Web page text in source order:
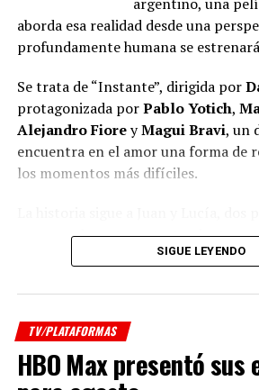
aborda esa realidad desde una
profundamente humana se
Se trata de “Instante”, dirigida por
protagonizada porPablo Yotich,
Alejandro FioreyMagui Bravi, un
encuentra en el amor una forma de
los momentos más difíciles.
conocen durante un tratamiento
atraviesan uno de los momentos más
embargo, cuando todo parece
que todavía existe espacio para
ilusionarse y encontrar motivos para
En paralelo, la película acompaña la
SIGUE LEYENDO
TV/PLATAFORMAS
HBO Max presentó sus